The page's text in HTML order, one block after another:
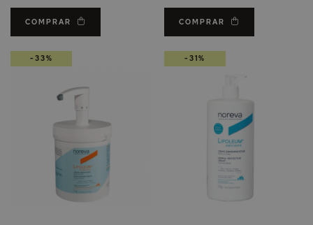
COMPRAR COMPRAR
-33% -31%